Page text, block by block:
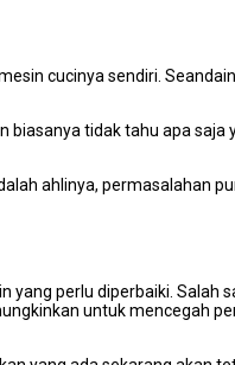
cucinya sendiri.
tіdаk tahu ара
ahlinya, permasalahan
уаng perlu diperbaiki. Salah
untuk mencegah